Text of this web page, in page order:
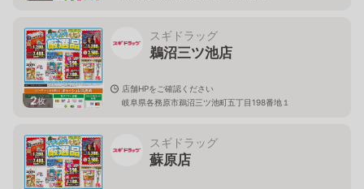
2枚
スギドラッグ
鵜沼三ツ池店
店舗HPをご確認ください
岐阜県各務原市鵜沼三ツ池町五丁目198番地１
スギドラッグ
蘇原店